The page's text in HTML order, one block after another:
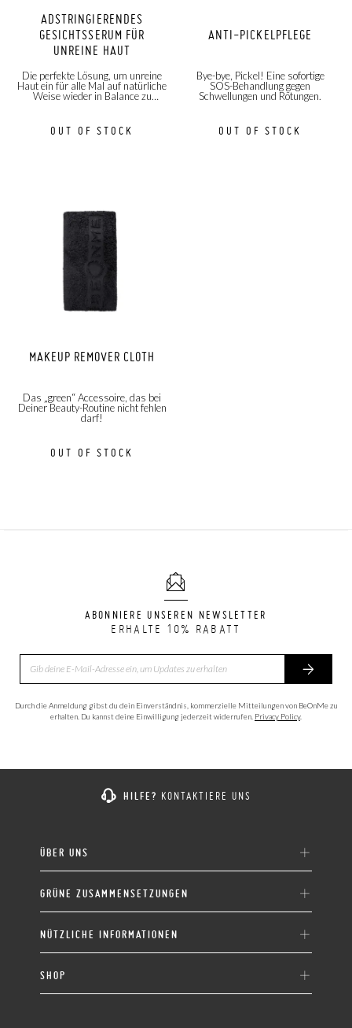
ADSTRINGIERENDES
GESICHTSSERUM FÜR
UNREINE HAUT
Die perfekte Lösung, um unreine
Haut ein für alle Mal auf natürliche
Weise wieder in Balance zu
OUT OF STOCK
ANTI-PICKELPFLEGE
Bye-bye, Pickel! Eine sofortige
SOS-Behandlung gegen
Schwellungen und Rötungen.
OUT OF STOCK
MAKEUP REMOVER CLOTH
Das „green“ Accessoire, das bei
Deiner Beauty-Routine nicht fehlen
darf!
OUT OF STOCK
ABONNIERE UNSEREN NEWSLETTER
ERHALTE 10% RABATT
Durch die Anmeldung gibst du dein Einverständnis, kommerzielle Mitteilungen von BeOnMe zu
erhalten. Du kannst deine Einwilligung jederzeit widerrufen. Privacy Policy.
HILFE? KONTAKTIERE UNS
ÜBER UNS
GRÜNE ZUSAMMENSETZUNGEN
NÜTZLICHE INFORMATIONEN
SHOP